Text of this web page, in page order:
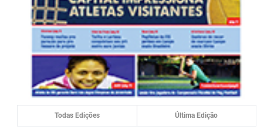
Todas Edições Última Edição